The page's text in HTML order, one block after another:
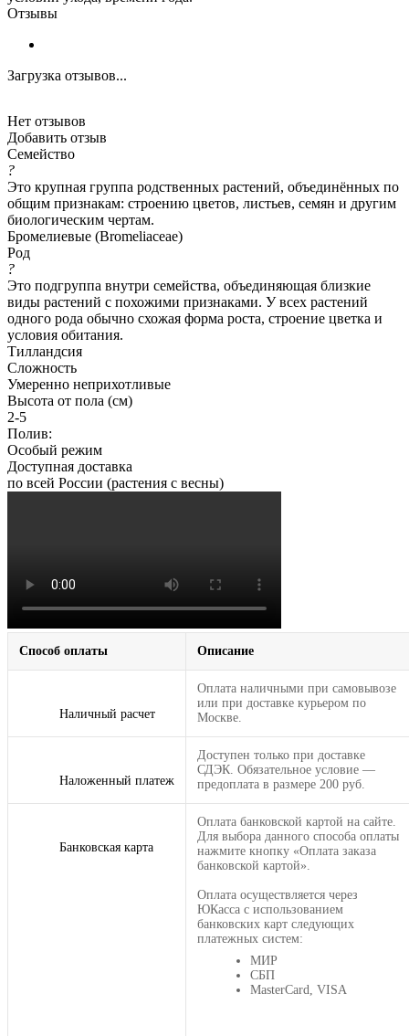
Отзывы
Загрузка отзывов...
Нет отзывов
Добавить отзыв
Семейство
?
Это крупная группа родственных растений, объединённых по
общим признакам: строению цветов, листьев, семян и другим
биологическим чертам.
Бромелиевые (Bromeliaceae)
Род
?
Это подгруппа внутри семейства, объединяющая близкие
виды растений с похожими признаками. У всех растений
одного рода обычно схожая форма роста, строение цветка и
условия обитания.
Тилландсия
Сложность
Умеренно неприхотливые
Высота от пола (см)
2-5
Полив:
Особый режим
Доступная доставка
по всей России (растения с весны)
Способ оплаты Описание
Наличный расчет
Оплата наличными при самовывозе
или при доставке курьером по
Москве.
Наложенный платеж
Доступен только при доставке
СДЭК. Обязательное условие —
предоплата в размере 200 руб.
Банковская карта
Оплата банковской картой на сайте.
Для выбора данного способа оплаты
нажмите кнопку «Оплата заказа
банковской картой».
Оплата осуществляется через
ЮКасса с использованием
банковских карт следующих
платежных систем:
МИР
СБП
MasterCard, VISA